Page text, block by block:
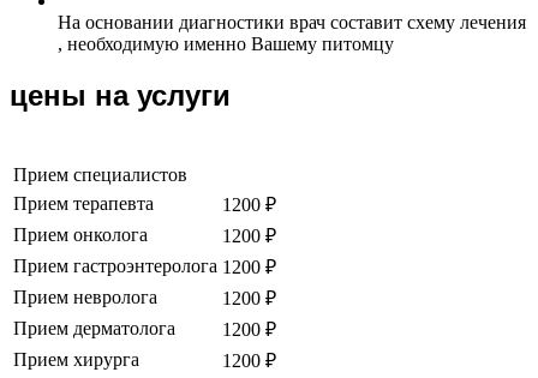
На основании диагностики врач составит схему лечения
, необходимую именно Вашему питомцу
цены на услуги
Прием специалистов
Прием терапевта
1200 ₽
Прием онколога
1200 ₽
Прием гастроэнтеролога 1200 ₽
Прием невролога
1200 ₽
Прием дерматолога
1200 ₽
Прием хирурга
1200 ₽